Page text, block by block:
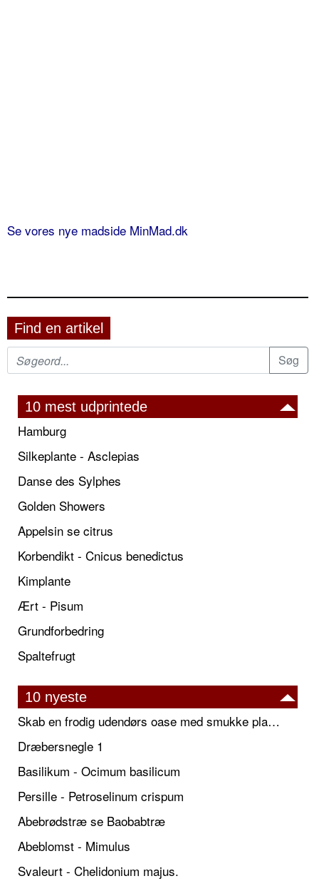
Se vores nye madside MinMad.dk
Find en artikel
10 mest udprintede
Hamburg
Silkeplante - Asclepias
Danse des Sylphes
Golden Showers
Appelsin se citrus
Korbendikt - Cnicus benedictus
Kimplante
Ært - Pisum
Grundforbedring
Spaltefrugt
10 nyeste
Skab en frodig udendørs oase med smukke plantekrukker og elegante espalier
Dræbersnegle 1
Basilikum - Ocimum basilicum
Persille - Petroselinum crispum
Abebrødstræ se Baobabtræ
Abeblomst - Mimulus
Svaleurt - Chelidonium majus.